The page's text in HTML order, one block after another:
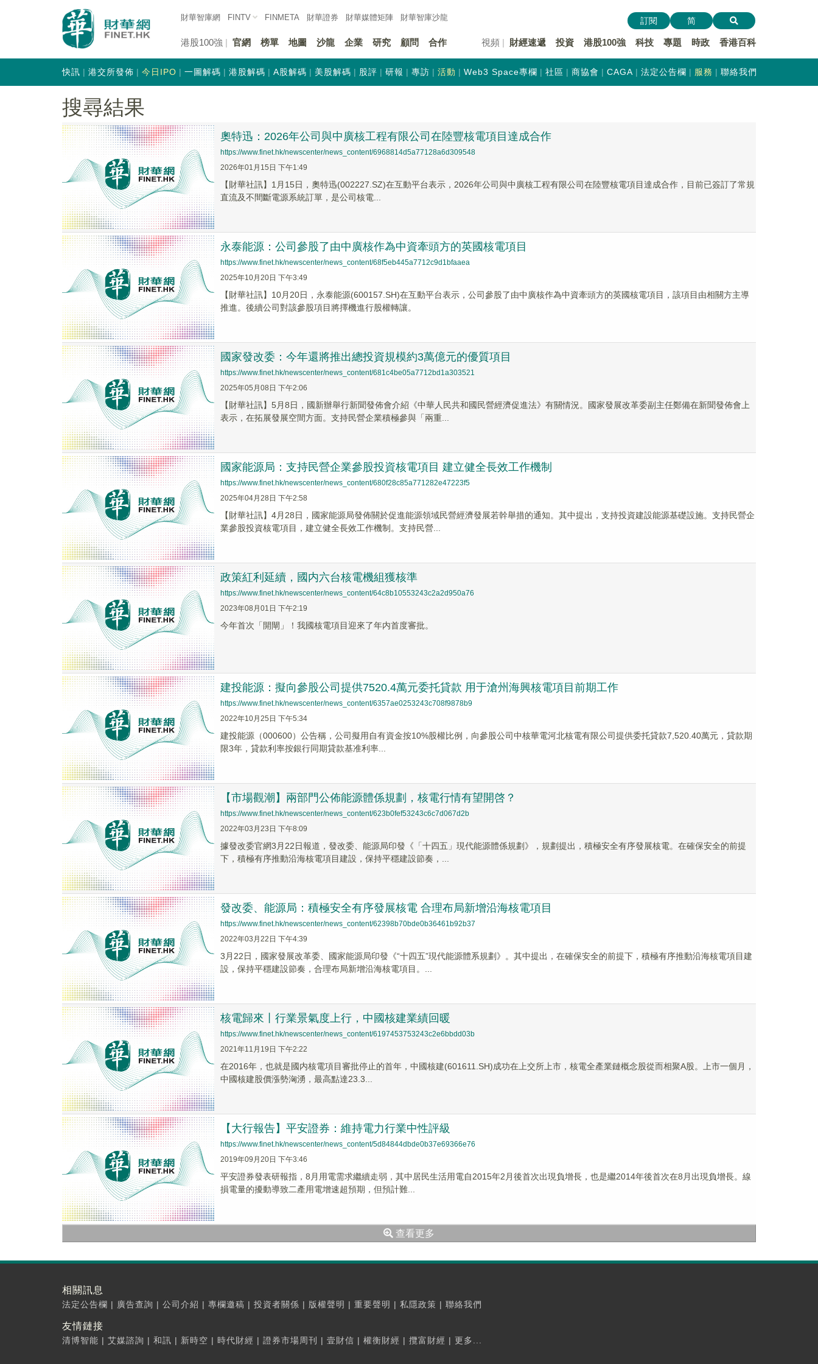
財華智庫網 FINTV FINMETA 財華證券 財華媒體矩陣 財華智庫沙龍
港股100強 官網 榜單 地圖 沙龍 企業 研究 顧問 合作 視頻 財經速遞 投資 港股100強 科技 專題 時政 香港百科
訂閱 简
快訊 港交所發佈 今日IPO 一圖解碼 港股解碼 A股解碼 美股解碼 股評 研報 專訪 活動 Web3 Space專欄 社區 商協會 CAGA 法定公告欄 服務 聯絡我們
搜尋結果
奧特迅：2026年公司與中廣核工程有限公司在陸豐核電項目達成合作
https://www.finet.hk/newscenter/news_content/6968814d5a77128a6d309548
2026年01月15日 下午1:49
【財華社訊】1月15日，奧特迅(002227.SZ)在互動平台表示，2026年公司與中廣核工程有限公司在陸豐核電項目達成合作，目前已簽訂了常規
直流及不間斷電源系統訂單，是公司核電...
永泰能源：公司參股了由中廣核作為中資牽頭方的英國核電項目
https://www.finet.hk/newscenter/news_content/68f5eb445a7712c9d1bfaaea
2025年10月20日 下午3:49
【財華社訊】10月20日，永泰能源(600157.SH)在互動平台表示，公司參股了由中廣核作為中資牽頭方的英國核電項目，該項目由相關方主導
推進。後續公司對該參股項目將擇機進行股權轉讓。
國家發改委：今年還將推出總投資規模約3萬億元的優質項目
https://www.finet.hk/newscenter/news_content/681c4be05a7712bd1a303521
2025年05月08日 下午2:06
【財華社訊】5月8日，國新辦舉行新聞發佈會介紹《中華人民共和國民營經濟促進法》有關情況。國家發展改革委副主任鄭備在新聞發佈會上
表示，在拓展發展空間方面。支持民營企業積極參與「兩重...
國家能源局：支持民營企業參股投資核電項目 建立健全長效工作機制
https://www.finet.hk/newscenter/news_content/680f28c85a771282e47223f5
2025年04月28日 下午2:58
【財華社訊】4月28日，國家能源局發佈關於促進能源領域民營經濟發展若幹舉措的通知。其中提出，支持投資建設能源基礎設施。支持民營企
業參股投資核電項目，建立健全長效工作機制。支持民營...
政策紅利延續，國内六台核電機組獲核準
https://www.finet.hk/newscenter/news_content/64c8b10553243c2a2d950a76
2023年08月01日 下午2:19
今年首次「開閘」！我國核電項目迎來了年内首度審批。
建投能源：擬向參股公司提供7520.4萬元委托貸款 用于滄州海興核電項目前期工作
https://www.finet.hk/newscenter/news_content/6357ae0253243c708f9878b9
2022年10月25日 下午5:34
建投能源（000600）公告稱，公司擬用自有資金按10%股權比例，向參股公司中核華電河北核電有限公司提供委托貸款7,520.40萬元，貸款期
限3年，貸款利率按銀行同期貸款基准利率...
【市場觀潮】兩部門公佈能源體係規劃，核電行情有望開啓？
https://www.finet.hk/newscenter/news_content/623b0fef53243c6c7d067d2b
2022年03月23日 下午8:09
據發改委官網3月22日報道，發改委、能源局印發《「十四五」現代能源體係規劃》，規劃提出，積極安全有序發展核電。在確保安全的前提
下，積極有序推動沿海核電項目建設，保持平穩建設節奏，...
發改委、能源局：積極安全有序發展核電 合理布局新增沿海核電項目
https://www.finet.hk/newscenter/news_content/62398b70bde0b36461b92b37
2022年03月22日 下午4:39
3月22日，國家發展改革委、國家能源局印發《“十四五”現代能源體系規劃》。其中提出，在確保安全的前提下，積極有序推動沿海核電項目建
設，保持平穩建設節奏，合理布局新增沿海核電項目。...
核電歸來丨行業景氣度上行，中國核建業績回暖
https://www.finet.hk/newscenter/news_content/6197453753243c2e6bbdd03b
2021年11月19日 下午2:22
在2016年，也就是國内核電項目審批停止的首年，中國核建(601611.SH)成功在上交所上市，核電全產業鏈概念股從而相聚A股。上市一個月，
中國核建股價漲勢洶湧，最高點達23.3...
【大行報告】平安證券：維持電力行業中性評級
https://www.finet.hk/newscenter/news_content/5d84844dbde0b37e69366e76
2019年09月20日 下午3:46
平安證券發表研報指，8月用電需求繼續走弱，其中居民生活用電自2015年2月後首次出現負增長，也是繼2014年後首次在8月出現負增長。線
損電量的擾動導致二產用電增速超預期，但預計難...
查看更多
相關訊息
法定公告欄 | 廣告查詢 | 公司介紹 | 專欄邀稿 | 投資者關係 | 版權聲明 | 重要聲明 | 私隱政策 | 聯絡我們
友情鏈接
清博智能 | 艾媒諮詢 | 和訊 | 新時空 | 時代財經 | 證券市場周刊 | 壹財信 | 權衡財經 | 攬富財經 | 更多...